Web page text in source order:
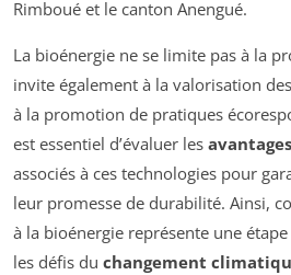
Rimboué et le canton Anengué.
La bioénergie ne se limite pas à la
invite également à la valorisation des
à la promotion de pratiques
est essentiel d’évaluer les
associés à ces technologies pour
leur promesse de durabilité. Ainsi,
à la bioénergie représente une
les défis du changement